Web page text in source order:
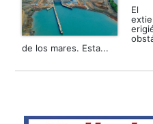
El
de los mares. Esta...